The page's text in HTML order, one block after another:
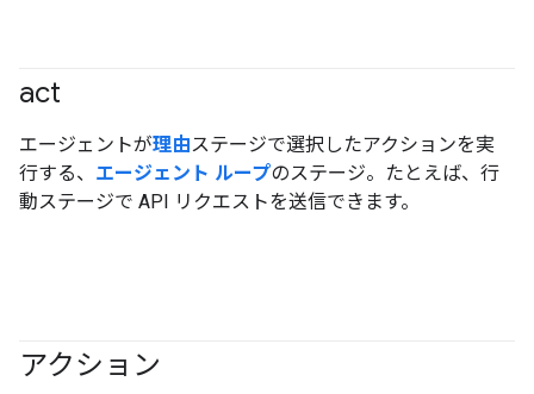
act
エージェントが理由ステージで選択したアクションを実
行する、 エージェント ループのステージ。たとえば、行
動ステージで API リクエストを送信できます。
アクション